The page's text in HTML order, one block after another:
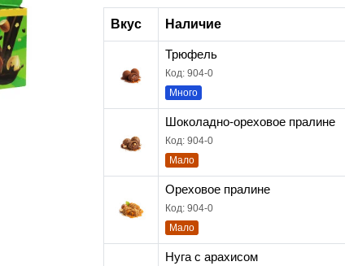
Вкус Наличие
Трюфель
Код: 904-0
Много
Шоколадно-ореховое пралине
Код: 904-0
Мало
Ореховое пралине
Код: 904-0
Мало
Нуга с арахисом